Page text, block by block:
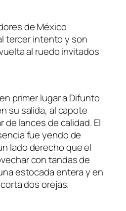
de México
tercer intento y son
al ruedo invitados
primer lugar a Difunto
su salida, al capote
de lances de calidad. El
fue yendo de
lado derecho que el
con tandas de
estocada entera y en
dos orejas.